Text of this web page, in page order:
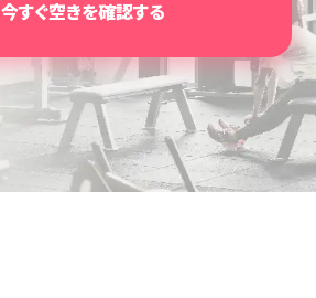
今すぐ空きを確認する